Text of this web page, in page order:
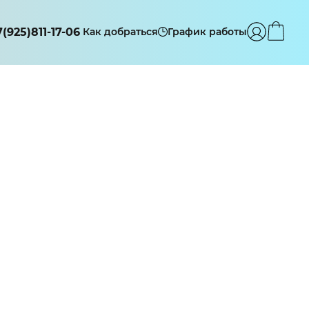
17-06 Как добраться График работы